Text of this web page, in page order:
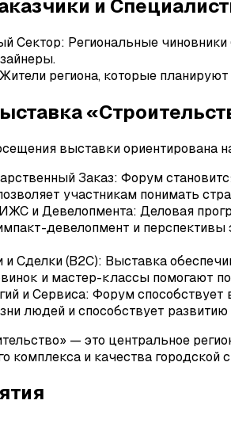
и
Сектор: Региональные
региона, которые
выставки ориентирована
Заказ: Форум
участникам понимать
и Девелопмента: Деловая
девелопмент и
Сделки (B2C): Выставка
и мастер-классы помогают
и Сервиса: Форум
людей и способствует
— это центральное
комплекса и качества городской